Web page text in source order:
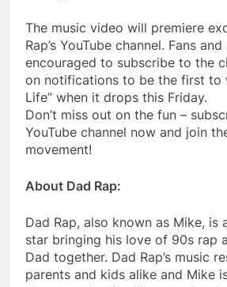
The music video will premiere
Rap’s YouTube channel. Fans
encouraged to subscribe to the
on notifications to be the first to
Life” when it drops this Friday.
Don’t miss out on the fun –
YouTube channel now and join
movement!
About Dad Rap:
Dad Rap, also known as Mike, is
star bringing his love of 90s rap
Dad together. Dad Rap’s music
parents and kids alike and Mike